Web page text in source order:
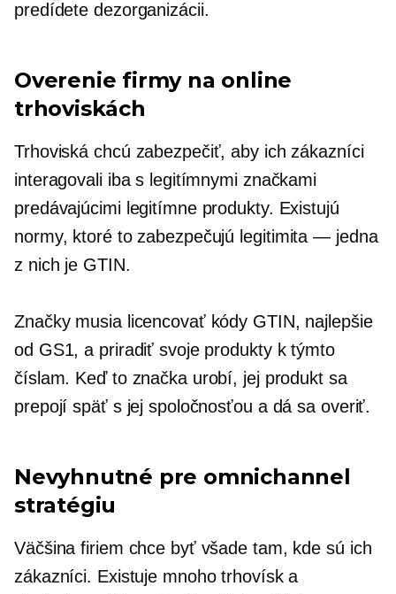
predídete dezorganizácii.
Overenie firmy na online
trhoviskách
Trhoviská chcú zabezpečiť, aby ich zákazníci
interagovali iba s legitímnymi značkami
predávajúcimi legitímne produkty. Existujú
normy, ktoré to zabezpečujú legitimita — jedna
z nich je GTIN.
Značky musia licencovať kódy GTIN, najlepšie
od GS1, a priradiť svoje produkty k týmto
číslam. Keď to značka urobí, jej produkt sa
prepojí späť s jej spoločnosťou a dá sa overiť.
Nevyhnutné pre omnichannel
stratégiu
Väčšina firiem chce byť všade tam, kde sú ich
zákazníci. Existuje mnoho trhovísk a